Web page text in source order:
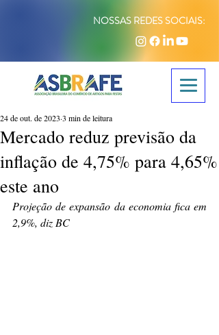
NOSSAS REDES SOCIAIS:
Mercado reduz previsão da
inflação de 4,75% para 4,65%
este ano
24 de out. de 2023 3 min de leitura
Projeção de expansão da economia fica em
2,9%, diz BC